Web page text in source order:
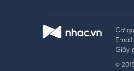
Cơ
Giấy
©